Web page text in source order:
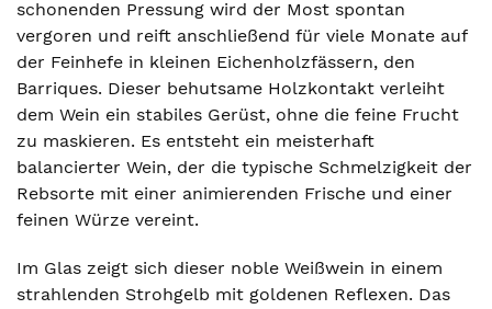
schonenden Pressung wird der Most spontan
vergoren und reift anschließend für viele Monate auf
der Feinhefe in kleinen Eichenholzfässern, den
Barriques. Dieser behutsame Holzkontakt verleiht
dem Wein ein stabiles Gerüst, ohne die feine Frucht
zu maskieren. Es entsteht ein meisterhaft
balancierter Wein, der die typische Schmelzigkeit der
Rebsorte mit einer animierenden Frische und einer
feinen Würze vereint.
Im Glas zeigt sich dieser noble Weißwein in einem
strahlenden Strohgelb mit goldenen Reflexen. Das